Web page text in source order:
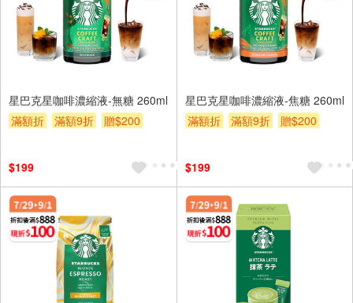
星巴克星咖啡濃縮液-無糖 260ml
滿額折
滿額9折 贈$200
$199
星巴克星咖啡濃縮液-焦糖 260ml
滿額折
滿額9折 贈$200
$199